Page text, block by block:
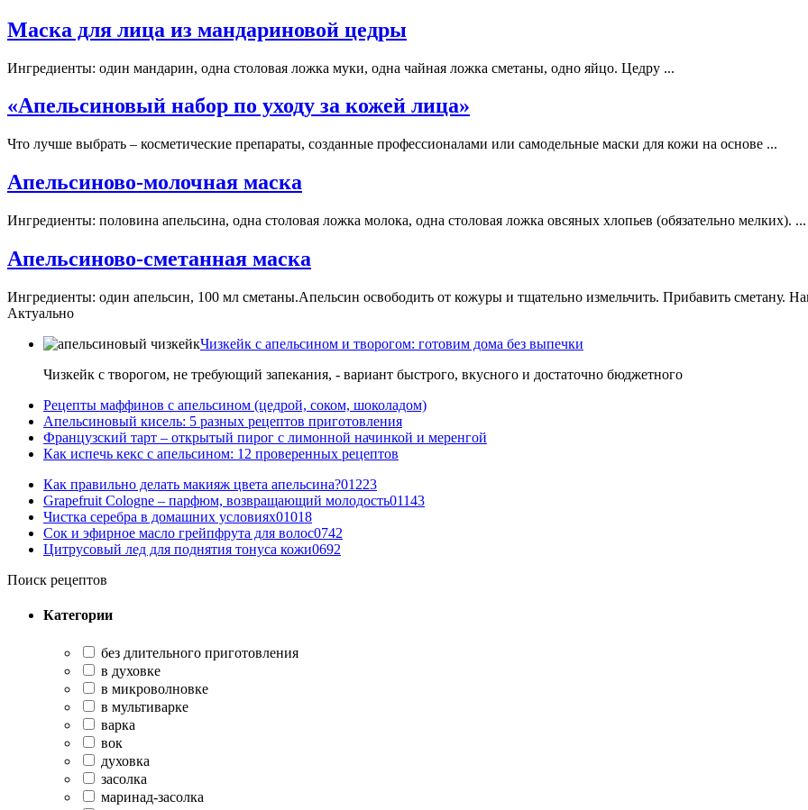
Маска для лица из мандариновой цедры
Ингредиенты: один мандарин, одна столовая ложка муки, одна чайная ложка сметаны, одно яйцо. Цедру ...
«Апельсиновый набор по уходу за кожей лица»
Что лучше выбрать – косметические препараты, созданные профессионалами или самодельные маски для кожи на основе ...
Апельсиново-молочная маска
Ингредиенты: половина апельсина, одна столовая ложка молока, одна столовая ложка овсяных хлопьев (обязательно мелких). ...
Апельсиново-сметанная маска
Ингредиенты: один апельсин, 100 мл сметаны.Апельсин освободить от кожуры и тщательно измельчить. Прибавить сметану.
Актуально
Чизкейк с апельсином и творогом: готовим дома без выпечки
Чизкейк с творогом, не требующий запекания, - вариант быстрого, вкусного и достаточно бюджетного
Рецепты маффинов с апельсином (цедрой, соком, шоколадом)
Апельсиновый кисель: 5 разных рецептов приготовления
Французский тарт – открытый пирог с лимонной начинкой и меренгой
Как испечь кекс с апельсином: 12 проверенных рецептов
Как правильно делать макияж цвета апельсина?01223
Grapefruit Cologne – парфюм, возвращающий молодость01143
Чистка серебра в домашних условиях01018
Сок и эфирное масло грейпфрута для волос0742
Цитрусовый лед для поднятия тонуса кожи0692
Поиск рецептов
Категории
без длительного приготовления
в духовке
в микроволновке
в мультиварке
варка
вок
духовка
засолка
маринад-засолка